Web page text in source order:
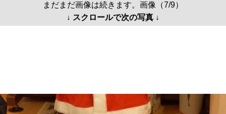
まだまだ画像は続きます。画像（7/9）
↓ スクロールで次の写真 ↓